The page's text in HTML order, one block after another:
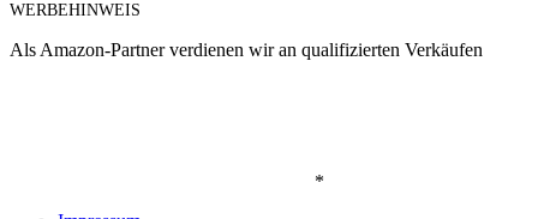
WERBEHINWEIS
Als Amazon-Partner verdienen wir an qualifizierten Verkäufen
*